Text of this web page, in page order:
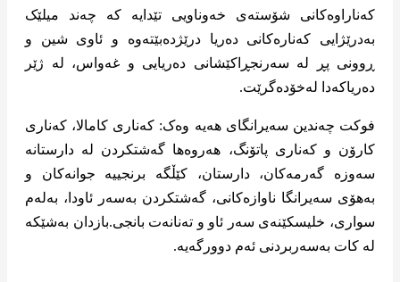
کەناراوەکانی شۆستەی خەوناویی تێدایە کە چەند میلێک
بەدرێژایی کەنارەکانی دەریا درێژدەبێتەوە و ئاوی شین و
ڕوونی پڕ لە سەرنجڕاکێشانی دەریایی و غەواس، لە ژێر
دەریاکەدا لەخۆدەگرێت.
فوکت چەندین سەیرانگای هەیە وەک: کەناری کامالا، کەناری
کارۆن و کەناری پاتۆنگ، هەروەها گەشتکردن لە دارستانە
سەوزە گەرمەکان، دارستان، کێڵگە برنجییە جوانەکان و
بەهۆی سەیرانگا ناوازەکانی، گەشتکردن بەسەر ئاودا، بەلەم
سواری، خلیسکێنەی سەر ئاو و تەنانەت بانجی.بازدان بەشێکە
لە کات بەسەربردنی ئەم دوورگەیە.